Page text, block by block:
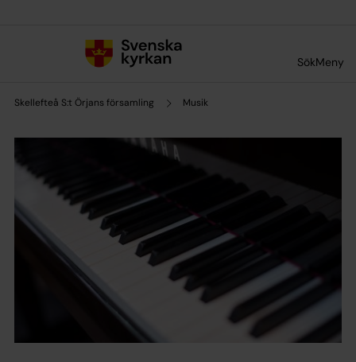
SökMeny
Skellefteå S:t Örjans församling Musik